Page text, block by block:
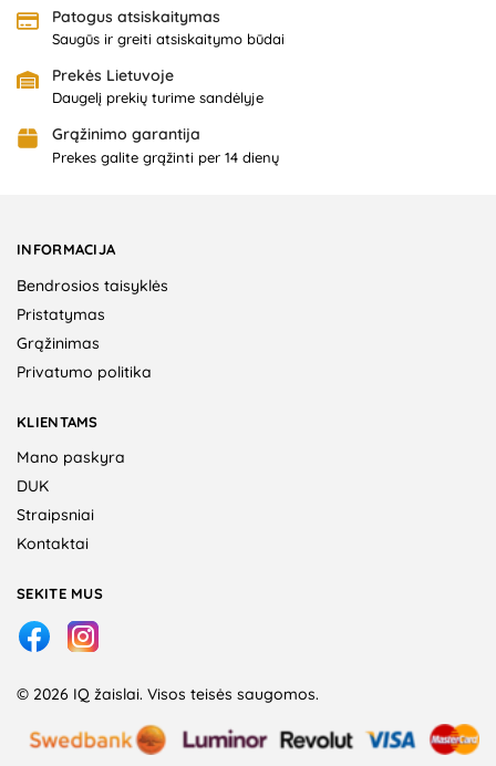
Patogus atsiskaitymas
Saugūs ir greiti atsiskaitymo būdai
Prekės Lietuvoje
Daugelį prekių turime sandėlyje
Grąžinimo garantija
Prekes galite grąžinti per 14 dienų
INFORMACIJA
Bendrosios taisyklės
Pristatymas
Grąžinimas
Privatumo politika
KLIENTAMS
Mano paskyra
DUK
Straipsniai
Kontaktai
SEKITE MUS
© 2026 IQ žaislai. Visos teisės saugomos.